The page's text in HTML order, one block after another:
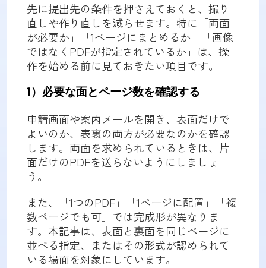
先に提出先の条件を押さえておくと、撮り
直しや作り直しを減らせます。特に「両面
が必要か」「1ページにまとめるか」「画像
ではなくPDFが指定されているか」は、操
作を始める前に見ておきたい項目です。
1）必要な面とページ数を確認する
申請画面や案内メールを開き、表面だけで
よいのか、表裏の両方が必要なのかを確認
します。両面を求められているときは、片
面だけのPDFを送らないようにしましょ
う。
また、「1つのPDF」「1ページに配置」「複
数ページでも可」では完成形が異なりま
す。本記事は、表面と裏面を同じページに
並べる指定、またはその形式が認められて
いる場面を対象にしています。